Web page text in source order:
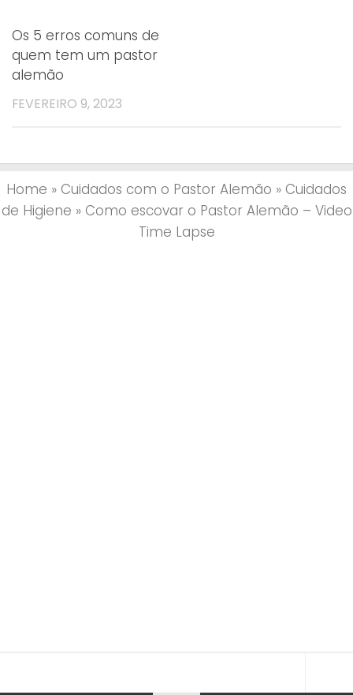
Os 5 erros comuns de
quem tem um pastor
alemão
FEVEREIRO 9, 2023
Home » Cuidados com o Pastor Alemão » Cuidados
de Higiene » Como escovar o Pastor Alemão – Video
Time Lapse